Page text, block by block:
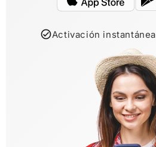
Activación instantánea